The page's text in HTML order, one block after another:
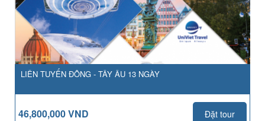
LIÊN TUYẾN ĐÔNG - TÂY ÂU 13 NGÀY
46,800,000 VND
Đặt tour